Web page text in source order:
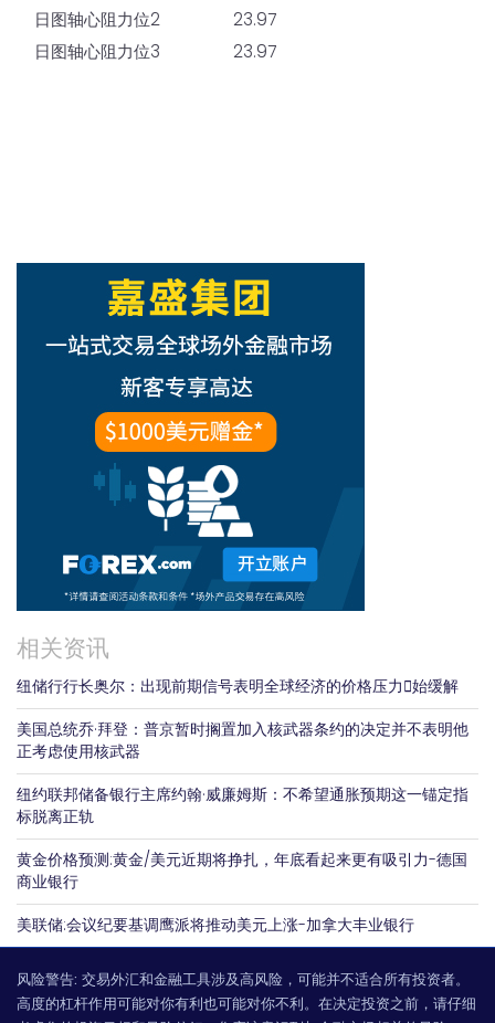
日图轴心阻力位2
23.97
日图轴心阻力位3
23.97
相关资讯
纽储行行长奥尔：出现前期信号表明全球经济的价格压力𫔭始缓解
美国总统乔·拜登：普京暂时搁置加入核武器条约的决定并不表明他
正考虑使用核武器
纽约联邦储备银行主席约翰·威廉姆斯：不希望通胀预期这一锚定指
标脱离正轨
黄金价格预测:黄金/美元近期将挣扎，年底看起来更有吸引力-德国
商业银行
美联储:会议纪要基调鹰派将推动美元上涨-加拿大丰业银行
风险警告: 交易外汇和金融工具涉及高风险，可能并不适合所有投资者。
高度的杠杆作用可能对你有利也可能对你不利。在决定投资之前，请仔细